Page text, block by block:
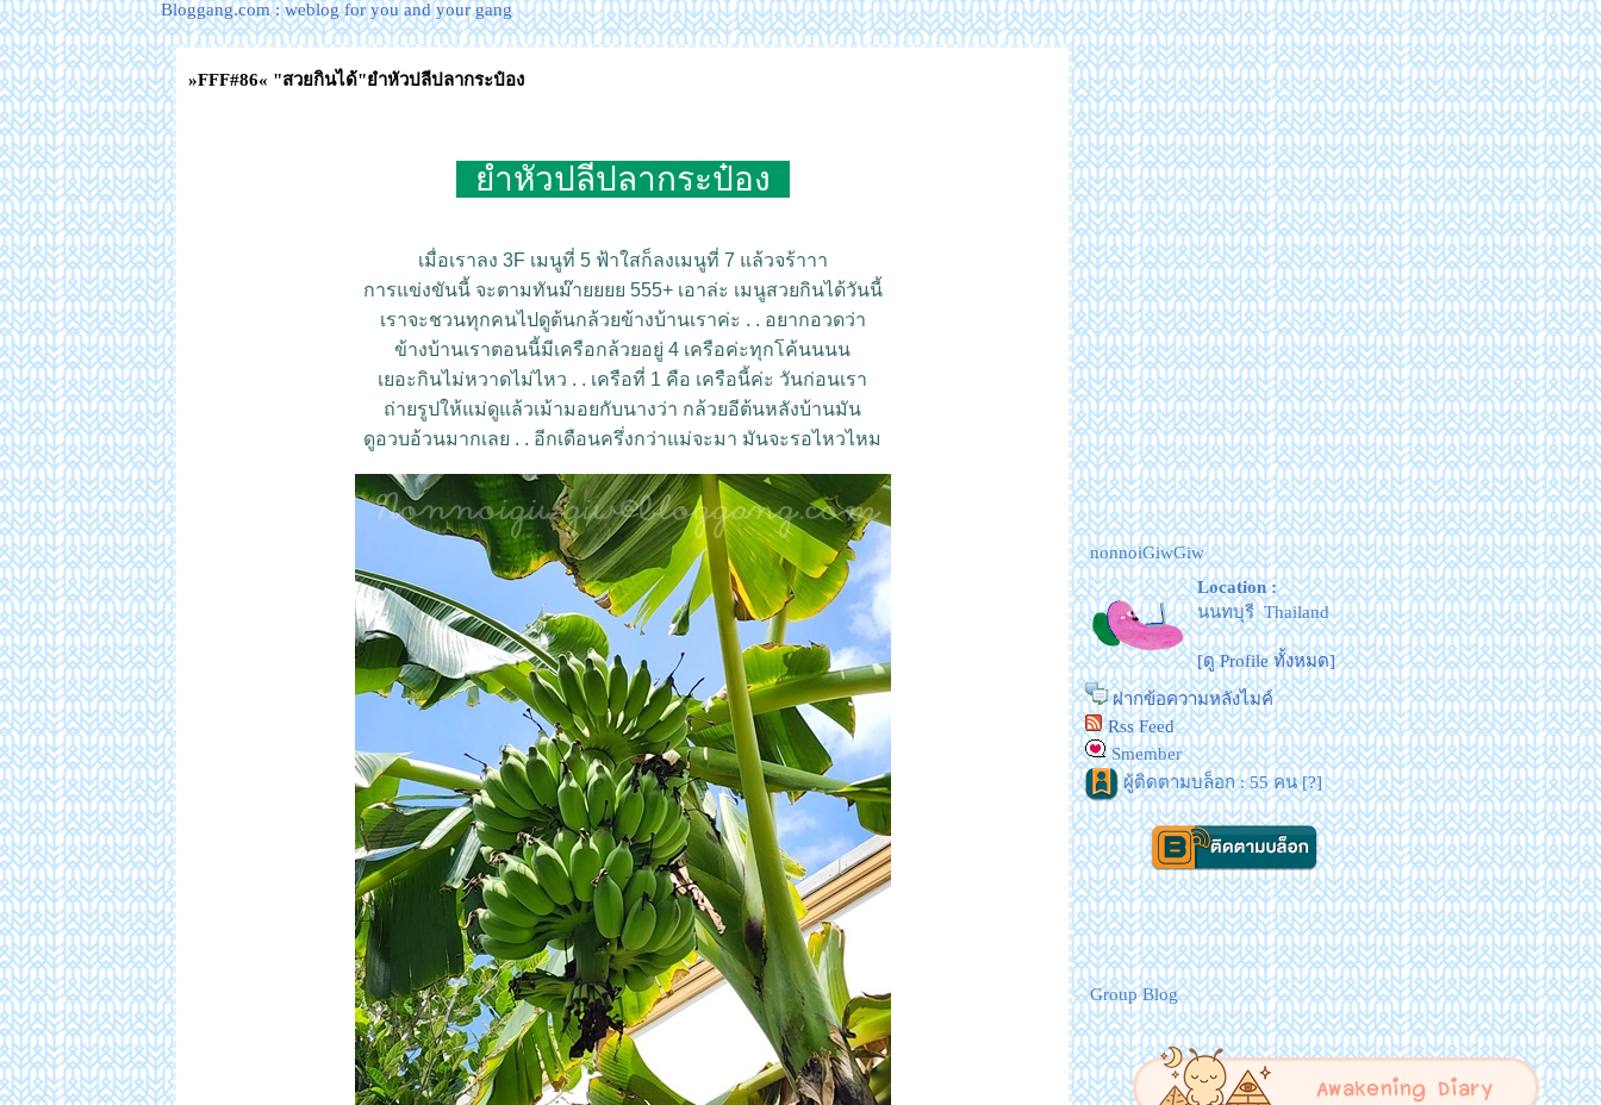
Bloggang.com : weblog for you and your gang
»FFF#86« "สวยกินได้"ยำหัวปลีปลากระป๋อง
ำหัวปลีปลากระป๋อง
เมื่อเราลง 3F เมนูที่ 5 ฟ้าใสก็ลงเมนูที่ 7 แล้วจร้าาา
การแข่งขันนี้ จะตามทันม๊ายยยย 555+ เอาล่ะ เมนูสวยกินได้วันนี้
เราจะชวนทุกคนไปดูต้นกล้วยข้างบ้านเราค่ะ . . อยากอวดว่า
ข้างบ้านเราตอนนี้มีเครือกล้วยอยู่ 4 เครือค่ะทุกโค้นนนน
เยอะกินไม่หวาดไม่ไหว . . เครือที่ 1 คือ เครือนี้ค่ะ วันก่อนเรา
ถ่ายรูปให้แม่ดูแล้วเม้ามอยกับนางว่า กล้วยอีต้นหลังบ้านมัน
ดูอวบอ้วนมากเลย . . อีกเดือนครึ่งกว่าแม่จะมา มันจะรอไหวไหม
nonnoiGiwGiw
Location :
นนทบุรี Thailand
[ดู Profile ทั้งหมด]
ฝากข้อความหลังไมค์
Rss Feed
Smember
ผู้ติดตามบล็อก : 55 คน [?]
Group Blog